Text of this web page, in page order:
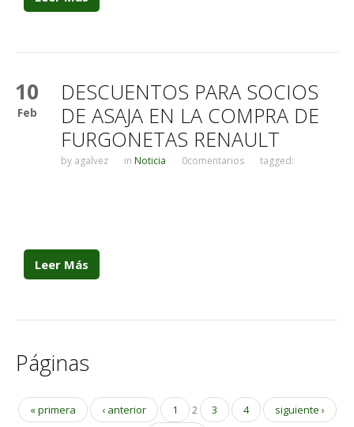
10
Feb
DESCUENTOS PARA SOCIOS
DE ASAJA EN LA COMPRA DE
FURGONETAS RENAULT
by agalvez in Noticia 0comentarios tagged:
Leer Más
Páginas
« primera ‹ anterior 1 2 3 4
siguiente ›